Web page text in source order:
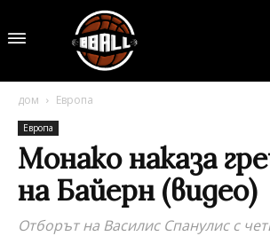
дом Европа
Европа
Монако наказа
на Байерн (видео)
Отборът на Василис Спанулис с